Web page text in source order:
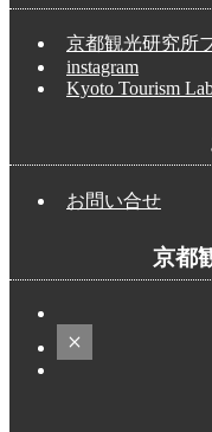
京都観光研究所
instagram
Kyoto Tourism
お問い合せ
京都